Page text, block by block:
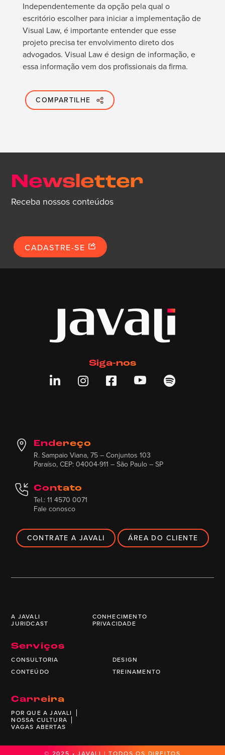
Independentemente da opção pela qual o
escritório escolher para iniciar a implementação de
Visual Law, é importante entender que esse
projeto precisa ter envolvimento direto dos
advogados. Visual Law é design de informação, e
essa informação vem dos profissionais da firma.
COMPARTILHE
Newsletter
Receba nossos conteúdos
CADASTRE-SE
Siga-nos
    
Endereço
R. Sampaio Viana, 75 – Conjuntos 103
Paraíso, CEP: 04004-911 – São Paulo – SP
Contato
Tel.: 11 4570 0071
Fale conosco
CONTRATE A JAVALI ÁREA DO CLIENTE
A JAVALI CONHECIMENTO
JURIDCAST PRIVACIDADE
Serviços
CONSULTORIA
DESIGN
CONTEÚDO
TREINAMENTO
Carreira
POR QUE A JAVALI
NOSSA CULTURA
VAGAS ABERTAS